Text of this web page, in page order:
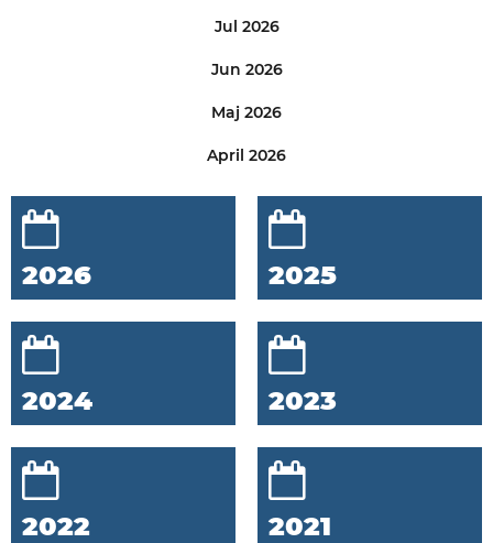
Jul 2026
Jun 2026
Maj 2026
April 2026
2026 2025
2024 2023
2022 2021